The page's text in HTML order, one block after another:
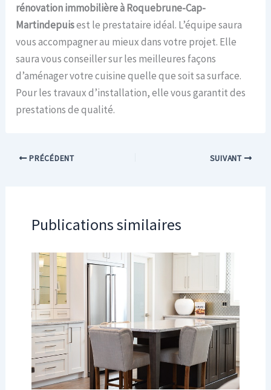
rénovation immobilière à Roquebrune-Cap-
Martindepuisest le prestataire idéal. L’équipe saura
vous accompagner au mieux dans votre projet. Elle
saura vous conseiller sur les meilleures façons
d’aménager votre cuisine quelle que soit sa surface.
Pour les travaux d’installation, elle vous garantit des
prestations de qualité.
PRÉCÉDENT SUIVANT
Publications similaires